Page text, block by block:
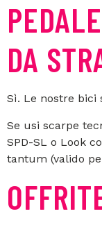
DA
Sì. Le nostre bici
Se usi scarpe
SPD-SL o Look
tantum (valido